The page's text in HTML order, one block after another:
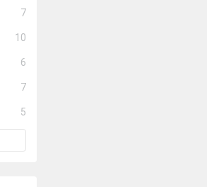
7
10
6
7
5